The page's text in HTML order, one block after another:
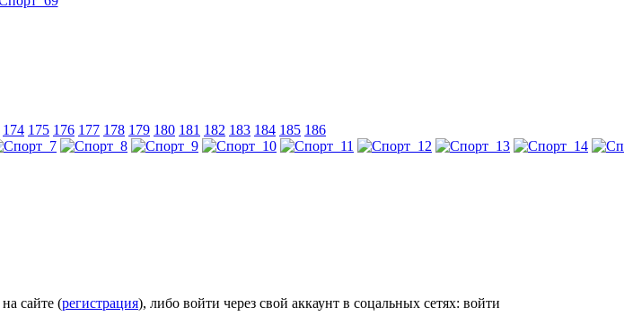
174 175 176 177 178 179 180 181 182 183 184 185 186
сайте (регистрация), либо войти через свой аккаунт в соцальных сетях: войти